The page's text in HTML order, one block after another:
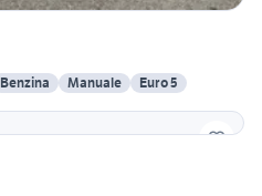
Benzina Manuale
Euro 5